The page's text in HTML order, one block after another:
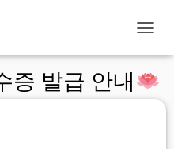
비
이
션
증 발급 안내